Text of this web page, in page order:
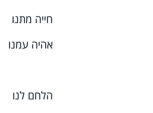
חייה מתנו
אהיה עמנו
הלחם לנו